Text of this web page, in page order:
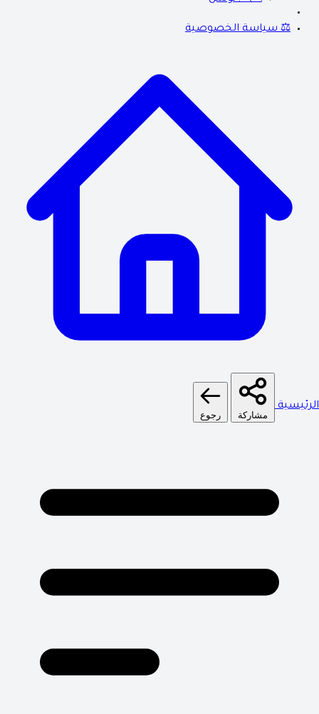
⚖️ سياسة الخصوصية
الرئيسية
مشاركة رجوع